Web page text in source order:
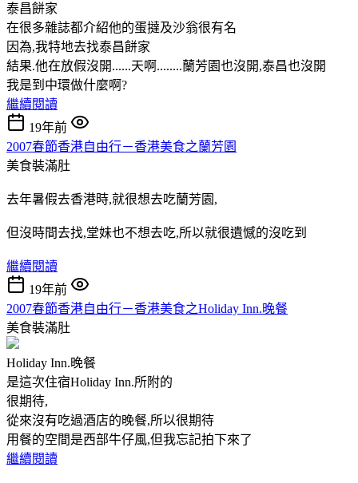
泰昌餅家
在很多雜誌都介紹他的蛋撻及沙翁很有名
因為,我特地去找泰昌餅家
結果.他在放假沒開......天啊........蘭芳園也沒開,泰昌也沒開
我是到中環做什麼啊?
繼續閱讀
19年前
2007春節香港自由行－香港美食之蘭芳園
美食裝滿肚
去年暑假去香港時,就很想去吃蘭芳園,
但沒時間去找,堂妹也不想去吃,所以就很遺憾的沒吃到
繼續閱讀
19年前
2007春節香港自由行－香港美食之Holiday Inn.晚餐
美食裝滿肚
Holiday Inn.晚餐
是這次住宿Holiday Inn.所附的
很期待,
從來沒有吃過酒店的晚餐,所以很期待
用餐的空間是西部牛仔風,但我忘記拍下來了
繼續閱讀